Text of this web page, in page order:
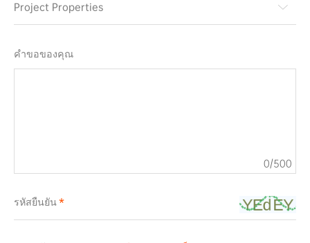
Project Properties
คำขอของคุณ
0/500
รหัสยืนยัน